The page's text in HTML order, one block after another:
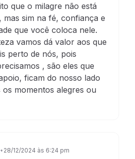
que o milagre não está
mas sim na fé, confiança e
que você coloca nele.
vamos dá valor aos que
perto de nós, pois
, são eles que
ficam do nosso lado
os momentos alegres ou
• 28/12/2024 às 6:24 pm